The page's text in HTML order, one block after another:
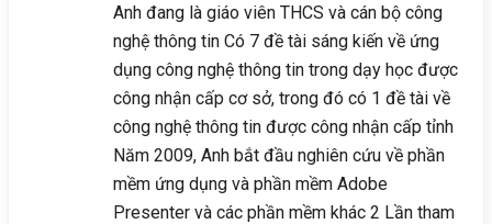
Anh đang là giáo viên THCS và cán bộ công
nghệ thông tin Có 7 đề tài sáng kiến về ứng
dụng công nghệ thông tin trong dạy học được
công nhận cấp cơ sở, trong đó có 1 đề tài về
công nghệ thông tin được công nhận cấp tỉnh
Năm 2009, Anh bắt đầu nghiên cứu về phần
mềm ứng dụng và phần mềm Adobe
Presenter và các phần mềm khác 2 Lần tham